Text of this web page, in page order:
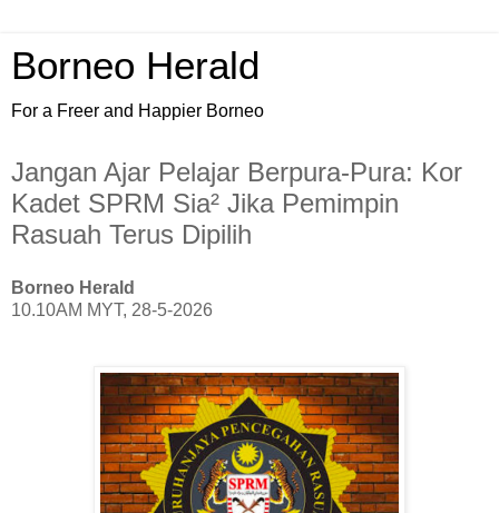
Borneo Herald
For a Freer and Happier Borneo
Jangan Ajar Pelajar Berpura-Pura: Kor
Kadet SPRM Sia² Jika Pemimpin
Rasuah Terus Dipilih
Borneo Herald
10.10AM MYT, 28-5-2026